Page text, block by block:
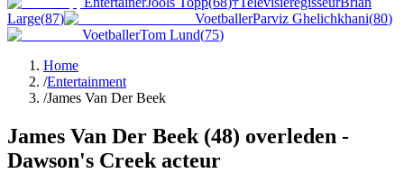
Large(87) VoetballerParviz Ghelichkhani(80)
VoetballerTom Lund(75)
Home
/Entertainment
/James Van Der Beek
James Van Der Beek (48) overleden -
Dawson's Creek acteur